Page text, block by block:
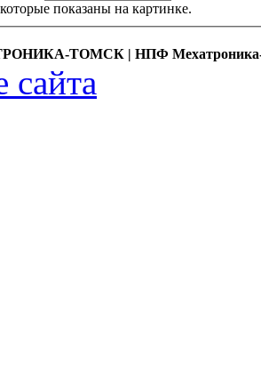
показаны на картинке.
ТОМСК | НПФ
сайта